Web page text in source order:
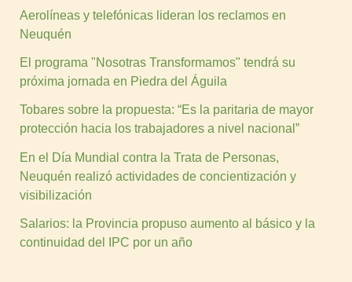
Aerolíneas y telefónicas lideran los reclamos en
Neuquén
El programa "Nosotras Transformamos" tendrá su
próxima jornada en Piedra del Águila
Tobares sobre la propuesta: “Es la paritaria de mayor
protección hacia los trabajadores a nivel nacional”
En el Día Mundial contra la Trata de Personas,
Neuquén realizó actividades de concientización y
visibilización
Salarios: la Provincia propuso aumento al básico y la
continuidad del IPC por un año